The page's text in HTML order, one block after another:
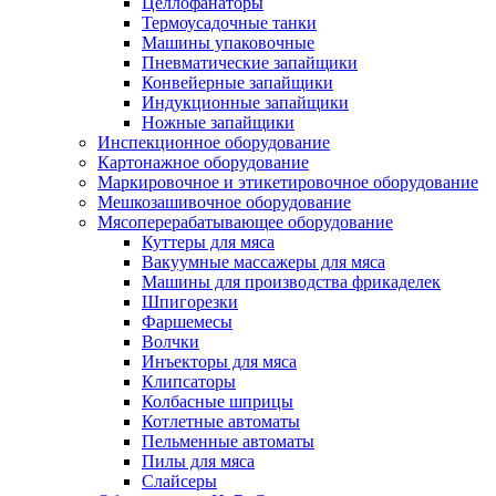
Термоусадочные танки
Машины упаковочные
Пневматические запайщики
Конвейерные запайщики
Индукционные запайщики
Ножные запайщики
Инспекционное оборудование
Картонажное оборудование
Маркировочное и этикетировочное оборудование
Мешкозашивочное оборудование
Мясоперерабатывающее оборудование
Куттеры для мяса
Вакуумные массажеры для мяса
Машины для производства фрикаделек
Шпигорезки
Фаршемесы
Волчки
Инъекторы для мяса
Клипсаторы
Колбасные шприцы
Котлетные автоматы
Пельменные автоматы
Пилы для мяса
Слайсеры